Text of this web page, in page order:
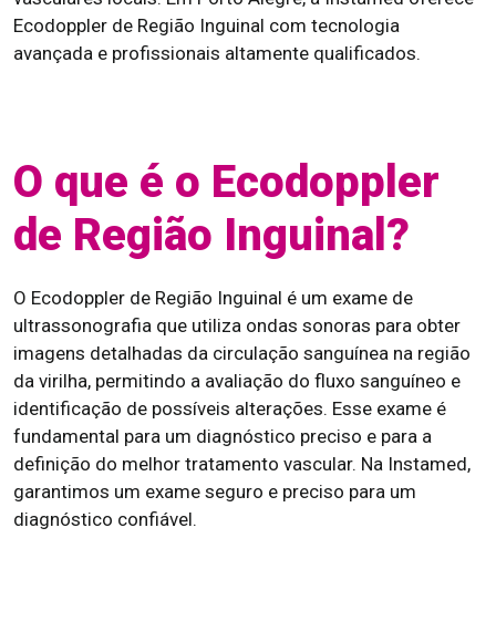
Ecodoppler de Região Inguinal com tecnologia
avançada e profissionais altamente qualificados.
O que é o Ecodoppler
de Região Inguinal?
O Ecodoppler de Região Inguinal é um exame de
ultrassonografia que utiliza ondas sonoras para obter
imagens detalhadas da circulação sanguínea na região
da virilha, permitindo a avaliação do fluxo sanguíneo e
identificação de possíveis alterações. Esse exame é
fundamental para um diagnóstico preciso e para a
definição do melhor tratamento vascular. Na Instamed,
garantimos um exame seguro e preciso para um
diagnóstico confiável.